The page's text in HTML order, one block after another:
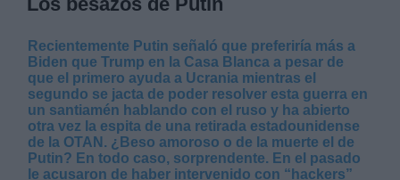
Recientemente Putin señaló que preferiría más a
Biden que Trump en la Casa Blanca a pesar de
que el primero ayuda a Ucrania mientras el
segundo se jacta de poder resolver esta guerra en
un santiamén hablando con el ruso y ha abierto
otra vez la espita de una retirada estadounidense
de la OTAN. ¿Beso amoroso o de la muerte el de
Putin? En todo caso, sorprendente. En el pasado
le acusaron de haber intervenido con “hackers”